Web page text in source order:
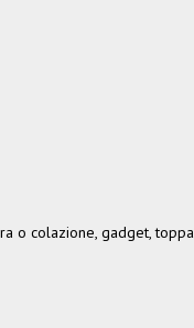
o colazione, gadget, toppa